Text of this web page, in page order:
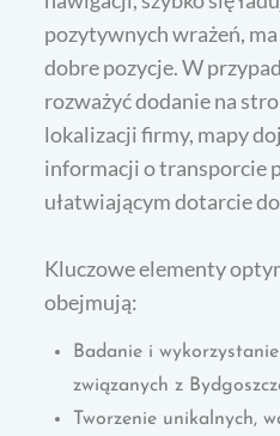
pozytywnych wrażeń, ma
dobre pozycje. W
rozważyć dodanie na
lokalizacji firmy, mapy
informacji o transporcie
ułatwiającym dotarcie
Kluczowe elementy
obejmują:
Badanie i wykorzystanie
związanych z
Tworzenie unikalnych,